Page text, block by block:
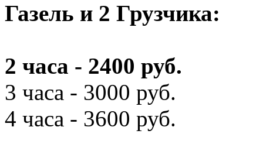
Газель и 2 Грузчика:
2 часа - 2400 руб.
3 часа - 3000 руб.
4 часа - 3600 руб.